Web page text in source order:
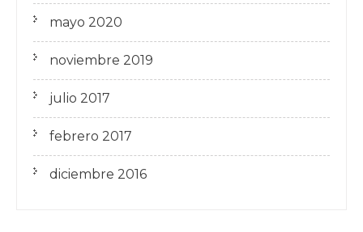
mayo 2020
noviembre 2019
julio 2017
febrero 2017
diciembre 2016